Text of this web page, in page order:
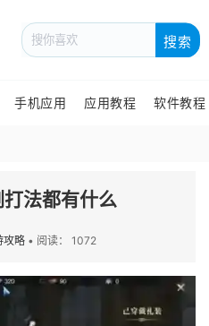
搜索
手机应用 应用教程 软件教程
法都有什么
攻略 • 阅读： 1072